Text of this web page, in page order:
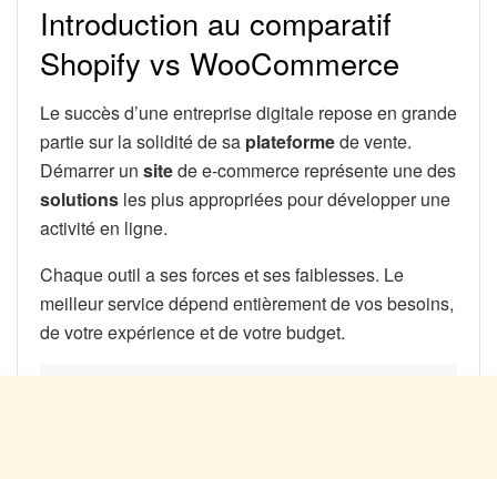
Introduction au comparatif
Shopify vs WooCommerce
Le succès d’une entreprise digitale repose en grande
partie sur la solidité de sa plateformede vente.
Démarrer un sitede e-commerce représente une des
solutions les plus appropriées pour développer une
activité en ligne.
Chaque outil a ses forces et ses faiblesses. Le
meilleur service dépend entièrement de vos besoins,
de votre expérience et de votre budget.